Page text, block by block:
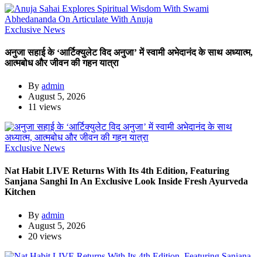
Exclusive News
अनुजा सहाई के ‘आर्टिक्युलेट विद अनुजा’ में स्वामी अभेदानंद के साथ अध्यात्म,
आत्मबोध और जीवन की गहन यात्रा
By admin
August 5, 2026
11 views
Exclusive News
Nat Habit LIVE Returns With Its 4th Edition, Featuring
Sanjana Sanghi In An Exclusive Look Inside Fresh Ayurveda
Kitchen
By admin
August 5, 2026
20 views